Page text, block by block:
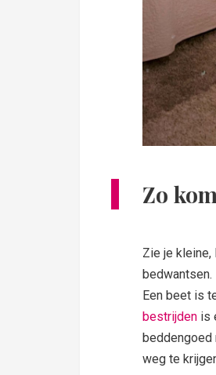
Zo
Zie je kleine,
bedwantsen.
Een beet is
bestrijden is
beddengoed
weg te